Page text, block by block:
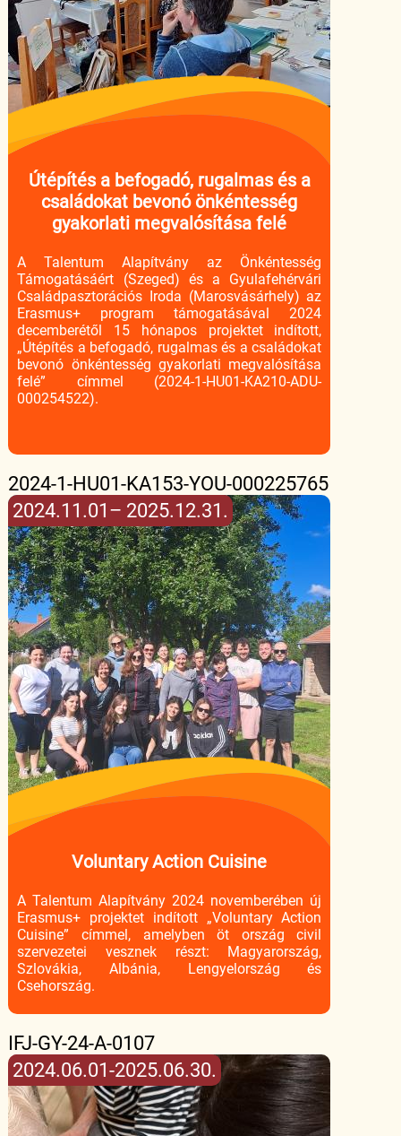
Útépítés a befogadó, rugalmas és a
családokat bevonó önkéntesség
gyakorlati megvalósítása felé
A Talentum Alapítvány az Önkéntesség
Támogatásáért (Szeged) és a Gyulafehérvári
Családpasztorációs Iroda (Marosvásárhely) az
Erasmus+ program támogatásával 2024
decemberétől 15 hónapos projektet indított,
„Útépítés a befogadó, rugalmas és a családokat
bevonó önkéntesség gyakorlati megvalósítása
felé” címmel (2024-1-HU01-KA210-ADU-
000254522).
2024-1-HU01-KA153-YOU-000225765
2024.11.01– 2025.12.31.
Voluntary Action Cuisine
A Talentum Alapítvány 2024 novemberében új
Erasmus+ projektet indított „Voluntary Action
Cuisine” címmel, amelyben öt ország civil
szervezetei vesznek részt: Magyarország,
Szlovákia, Albánia, Lengyelország és
Csehország.
IFJ-GY-24-A-0107
2024.06.01-2025.06.30.